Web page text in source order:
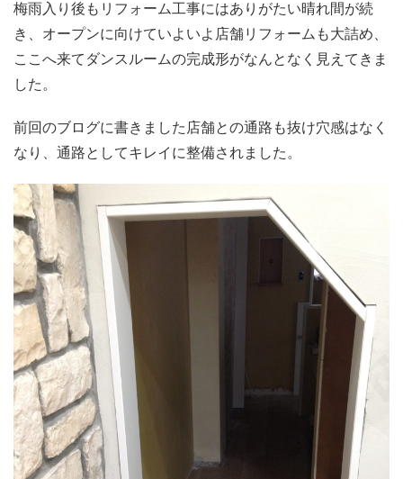
梅雨入り後もリフォーム工事にはありがたい晴れ間が続
き、オープンに向けていよいよ店舗リフォームも大詰め、
ここへ来てダンスルームの完成形がなんとなく見えてきま
した。
前回のブログに書きました店舗との通路も抜け穴感はなく
なり、通路としてキレイに整備されました。